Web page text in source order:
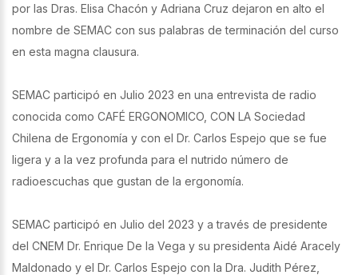
por las Dras. Elisa Chacón y Adriana Cruz dejaron en alto el
nombre de SEMAC con sus palabras de terminación del curso
en esta magna clausura.
SEMAC participó en Julio 2023 en una entrevista de radio
conocida como CAFÉ ERGONOMICO, CON LA Sociedad
Chilena de Ergonomía y con el Dr. Carlos Espejo que se fue
ligera y a la vez profunda para el nutrido número de
radioescuchas que gustan de la ergonomía.
SEMAC participó en Julio del 2023 y a través de presidente
del CNEM Dr. Enrique De la Vega y su presidenta Aidé Aracely
Maldonado y el Dr. Carlos Espejo con la Dra. Judith Pérez,